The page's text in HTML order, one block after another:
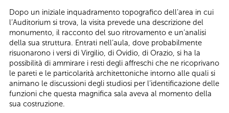
Dopo un iniziale inquadramento topografico dell’area in cui
l’Auditorium si trova, la visita prevede una descrizione del
monumento, il racconto del suo ritrovamento e un’analisi
della sua struttura. Entrati nell’aula, dove probabilmente
risuonarono i versi di Virgilio, di Ovidio, di Orazio, si ha la
possibilità di ammirare i resti degli affreschi che ne ricoprivano
le pareti e le particolarità architettoniche intorno alle quali si
animano le discussioni degli studiosi per l’identificazione delle
funzioni che questa magnifica sala aveva al momento della
sua costruzione.